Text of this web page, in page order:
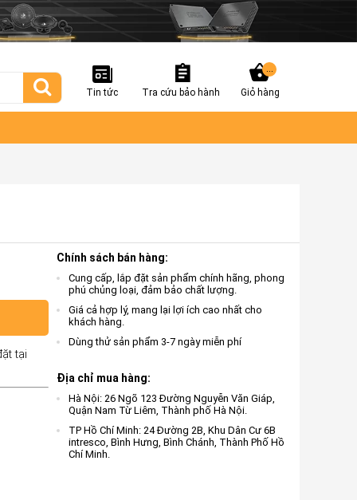
Tin tức Tra cứu bảo hành Giỏ hàng
tại
Chính sách bán hàng:
Cung cấp, lắp đặt sản phẩm chính hãng, phong
phú chủng loại, đảm bảo chất lượng.
Giá cả hợp lý, mang lại lợi ích cao nhất cho
khách hàng.
Dùng thử sản phẩm 3-7 ngày miễn phí
Địa chỉ mua hàng:
Hà Nội: 26 Ngõ 123 Đường Nguyễn Văn Giáp,
Quận Nam Từ Liêm, Thành phố Hà Nội.
TP Hồ Chí Minh: 24 Đường 2B, Khu Dân Cư 6B
intresco, Bình Hưng, Bình Chánh, Thành Phố Hồ
Chí Minh.